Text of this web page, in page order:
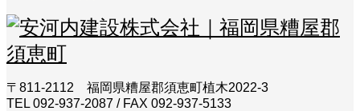
〒811-2112 福岡県糟屋郡須恵町植木2022-3
TEL 092-937-2087 / FAX 092-937-5133